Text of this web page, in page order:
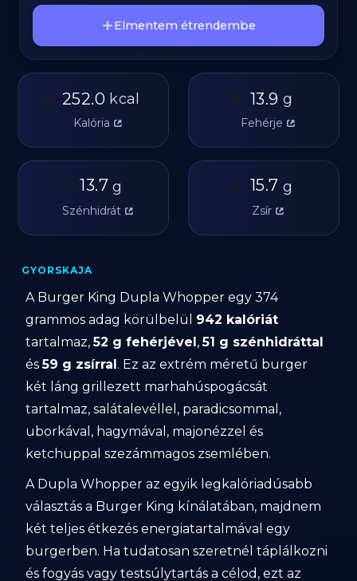
Elmentem étrendembe
🔥 252.0 kcal
Kalória
🥩 13.9 g
Fehérje
🥔 13.7 g
Szénhidrát
🫒 15.7 g
Zsír
GYORSKAJA
A Burger King Dupla Whopper egy 374
grammos adag körülbelül 942 kalóriát
tartalmaz,52 g fehérjével,51 g szénhidráttal
és59 g zsírral. Ez az extrém méretű burger
két láng grillezett marhahúspogácsát
tartalmaz, salátalevéllel, paradicsommal,
uborkával, hagymával, majonézzel és
ketchuppal szezámmagos zsemlében.
A Dupla Whopper az egyik legkalóriadúsabb
választás a Burger King kínálatában, majdnem
két teljes étkezés energiatartalmával egy
burgerben. Ha tudatosan szeretnél táplálkozni
és fogyás vagy testsúlytartás a célod, ezt az